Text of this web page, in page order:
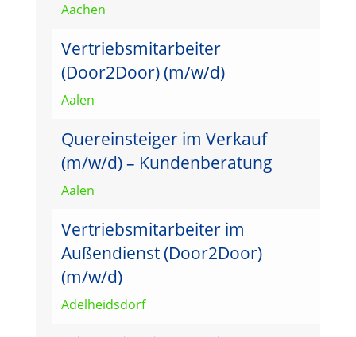
Aachen
Vertriebsmitarbeiter
(Door2Door) (m/w/d)
Aalen
Quereinsteiger im Verkauf
(m/w/d) – Kundenberatung
Aalen
Vertriebsmitarbeiter im
Außendienst (Door2Door)
(m/w/d)
Adelheidsdorf